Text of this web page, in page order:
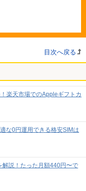
目次へ戻る
楽天市場でのAppleギフトカ
な0円運用できる格安SIMは
説！たった月額440円〜で